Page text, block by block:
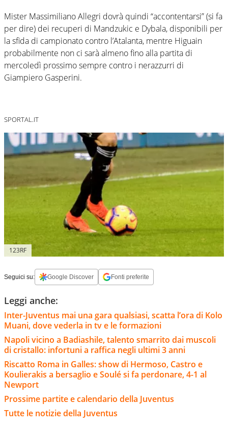
Mister Massimiliano Allegri dovrà quindi “accontentarsi” (si fa
per dire) dei recuperi di Mandzukic e Dybala, disponibili per
la sfida di campionato contro l’Atalanta, mentre Higuain
probabilmente non ci sarà almeno fino alla partita di
mercoledì prossimo sempre contro i nerazzurri di
Giampiero Gasperini.
SPORTAL.IT
123RF
Seguici su: Google Discover Fonti preferite
Leggi anche:
Inter-Juventus mai una gara qualsiasi, scatta l’ora di Kolo
Muani, dove vederla in tv e le formazioni
Napoli vicino a Badiashile, talento smarrito dai muscoli
di cristallo: infortuni a raffica negli ultimi 3 anni
Riscatto Roma in Galles: show di Hermoso, Castro e
Koulierakis a bersaglio e Soulé si fa perdonare, 4-1 al
Newport
Prossime partite e calendario della Juventus
Tutte le notizie della Juventus